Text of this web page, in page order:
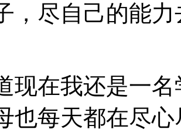
，尽自己的能
现在我还是一
也每天都在尽